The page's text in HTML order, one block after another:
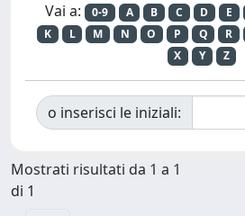
Vai a: 0-9 A B C D E
K
L M N O P Q R
X
Y Z
o inserisci le iniziali:
Mostrati risultati da 1 a 1
di 1